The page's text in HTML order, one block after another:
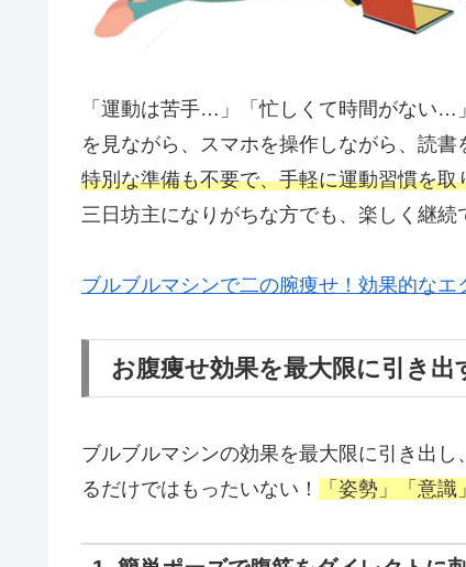
「運動は苦手…」「忙しくて時間がない…
を見ながら、スマホを操作しながら、読書
特別な準備も不要で、手軽に運動習慣を取
三日坊主になりがちな方でも、楽しく継続
ブルブルマシンで二の腕痩せ！効果的な
お腹痩せ効果を最大限に引き出
ブルブルマシンの効果を最大限に引き出
るだけではもったいない！
「姿勢」「意識